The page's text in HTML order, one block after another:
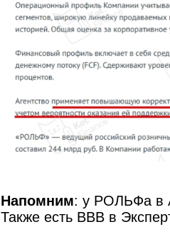
Напомним: у РОЛЬФа в
Также есть ВВВ в